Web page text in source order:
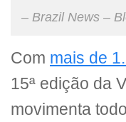
– Brazil News –
Com mais de
15ª edição da
movimenta